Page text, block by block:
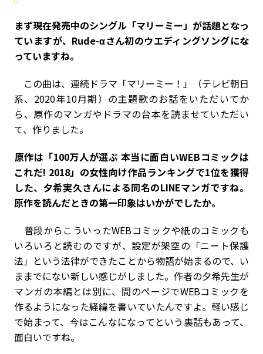
――まず現在発売中のシングル「マリーミー」が話題となっ
ていますが、Rude-αさん初のウエディングソングにな
っていますね。
この曲は、連続ドラマ「マリーミー！」（テレビ朝日
系、2020年10月期）の主題歌のお話をいただいてか
ら、原作のマンガやドラマの台本を読ませていただい
て、作りました。
――原作は「100万人が選ぶ 本当に面白いWEBコミックは
これだ! 2018」の女性向け作品ランキングで1位を獲得
した、夕希実久さんによる同名のLINEマンガですね。
原作を読んだときの第一印象はいかがでしたか。
普段からこういったWEBコミックや紙のコミックも
いろいろと読むのですが、設定が架空の「ニート保護
法」という法律ができたことから物語が始まるので、い
ままでにない新しい感じがしました。作者の夕希先生が
マンガの本編とは別に、間のページでWEBコミックを
作るようになった経緯を書いていたんですよ。軽い感じ
で始まって、今はこんなになってという裏話もあって、
面白いですね。